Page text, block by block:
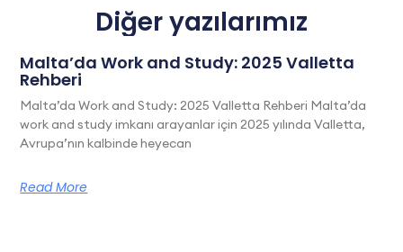
Diğer yazılarımız
Malta’da Work and Study: 2025 Valletta
Rehberi
Malta’da Work and Study: 2025 Valletta Rehberi Malta’da
work and study imkanı arayanlar için 2025 yılında Valletta,
Avrupa’nın kalbinde heyecan
Read More